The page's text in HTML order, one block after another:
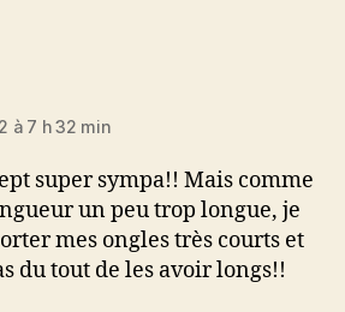
à 7 h 32 min
super sympa!! Mais comme
un peu trop longue, je
mes ongles très courts et
du tout de les avoir longs!!